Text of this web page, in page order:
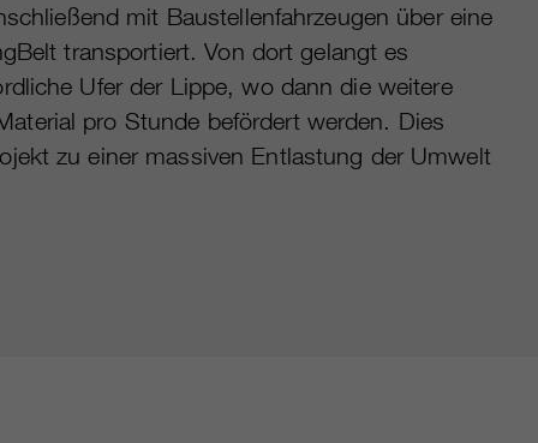
mit Baustellenfahrzeugen über eine
transportiert. Von dort gelangt es
Ufer der Lippe, wo dann die weitere
pro Stunde befördert werden. Dies
zu einer massiven Entlastung der Umwelt